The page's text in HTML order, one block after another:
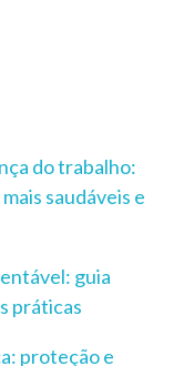
do trabalho:
saudáveis e
guia
práticas
proteção e